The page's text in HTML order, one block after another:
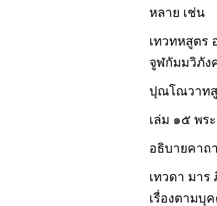
หลาย เช่น
เทวทหสูตร
จูฬกัมมวิภัง
ปุณโณวาท
เล่ม ๑๕ พร
อธิบายคาถ
เทวดา มา
เรื่องตามบุ